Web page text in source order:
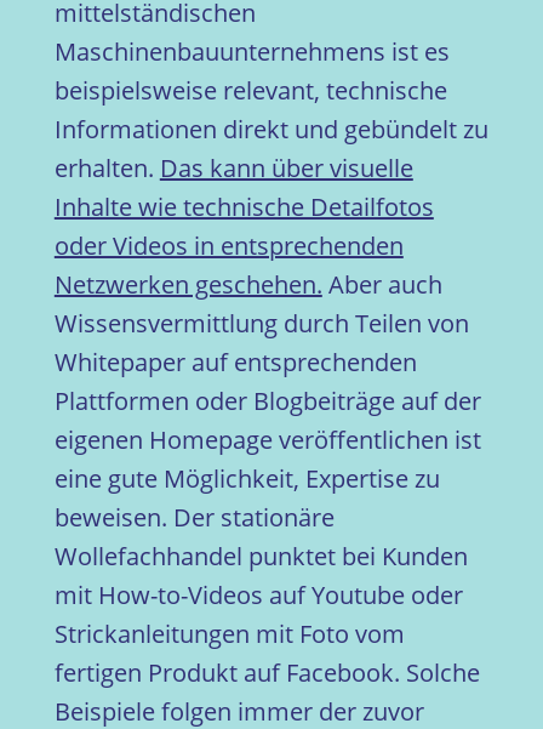
mittelständischen
Maschinenbauunternehmens ist es
beispielsweise relevant, technische
Informationen direkt und gebündelt zu
erhalten. Das kann über visuelle
Inhalte wie technische Detailfotos
oder Videos in entsprechenden
Netzwerken geschehen. Aber auch
Wissensvermittlung durch Teilen von
Whitepaper auf entsprechenden
Plattformen oder Blogbeiträge auf der
eigenen Homepage veröffentlichen ist
eine gute Möglichkeit, Expertise zu
beweisen. Der stationäre
Wollefachhandel punktet bei Kunden
mit How-to-Videos auf Youtube oder
Strickanleitungen mit Foto vom
fertigen Produkt auf Facebook. Solche
Beispiele folgen immer der zuvor